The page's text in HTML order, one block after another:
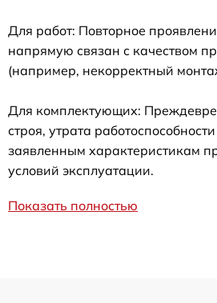
Для работ: Повторное
напрямую связан с качеством
(например, некорректный
Для комплектующих:
строя, утрата
заявленным характеристикам
условий эксплуатации.
Показать полностью